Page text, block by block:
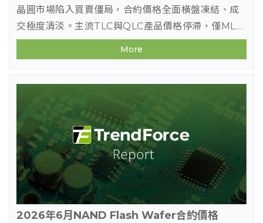
晶圓市場陷入買賣僵局，合約價格全面橫盤凍結、成
交極度清淡。主流TLC與QLC產品價格停滯，僅MLC
系列因供給稀缺與特定客戶難以更換料號等剛性需求
支撐而呈微幅上揚，市場觀望氛圍濃厚。
More
2026年6月NAND Flash Wafer合約價格